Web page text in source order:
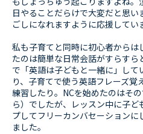
日やることだらけで大変だと思
ごしになれますように応援してい
私も子育てと同時に初心者からは
たのは簡単な日常会話がすらす
で「英語は子どもと一緒に」し
り、子育てで使う英語フレーズ覚
練習したり。NCを始めたのはそ
ら）でしたが、レッスン中に子
プしてフリーカンバセーション
ました。